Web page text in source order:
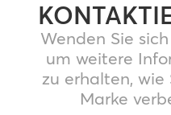
Wenden Sie
um weitere
zu erhalten, wie
Marke